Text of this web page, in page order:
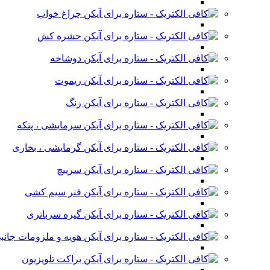
چراغ خواب
حشره کش
دوشاخه
ریموت
زنگ
سرمایشی ، پنکه
گرمایشی ، بخاری
سرپیچ
فنر سیم کشی
گیره سرباتری
هویه و ملزومات
براکت تلویزیون